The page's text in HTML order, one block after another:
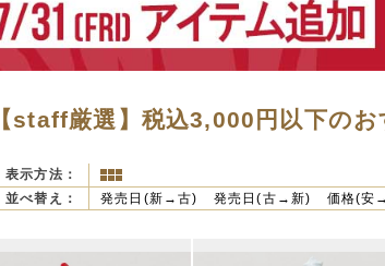
【staff厳選】税込3,000円以下の
表示方法：
並べ替え：
発売日(新→古) 発売日(古→新) 価格(安